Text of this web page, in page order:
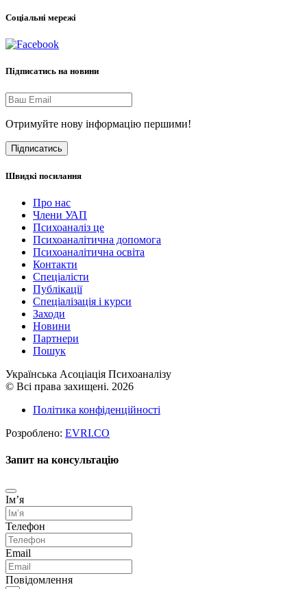
Соціальні мережі
Підписатись на новини
Отримуйте нову інформацію першими!
Підписатись
Швидкі посилання
Про нас
Члени УАП
Психоаналіз це
Психоаналітична допомога
Психоаналітична освіта
Контакти
Спеціалісти
Публікації
Cпеціалізація і курси
Заходи
Новини
Партнери
Пошук
Українська Асоціація Психоаналізу
© Всі права захищені. 2026
Політика конфіденційності
Розроблено: EVRI.CO
Запит на консультацію
Імʼя
Телефон
Email
Повідомлення